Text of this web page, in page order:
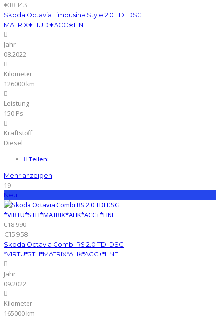
€18 143
Skoda Octavia Limousine Style 2.0 TDI DSG
MATRIX∗HUD∗ACC∗LINE
Jahr
08.2022
Kilometer
126000 km
Leistung
150 Ps
Kraftstoff
Diesel
Teilen:
Mehr anzeigen
19
Neu
€18 990
€15 958
Skoda Octavia Combi RS 2.0 TDI DSG
*VIRTU*STH*MATRIX*AHK*ACC+*LINE
Jahr
09.2022
Kilometer
165000 km